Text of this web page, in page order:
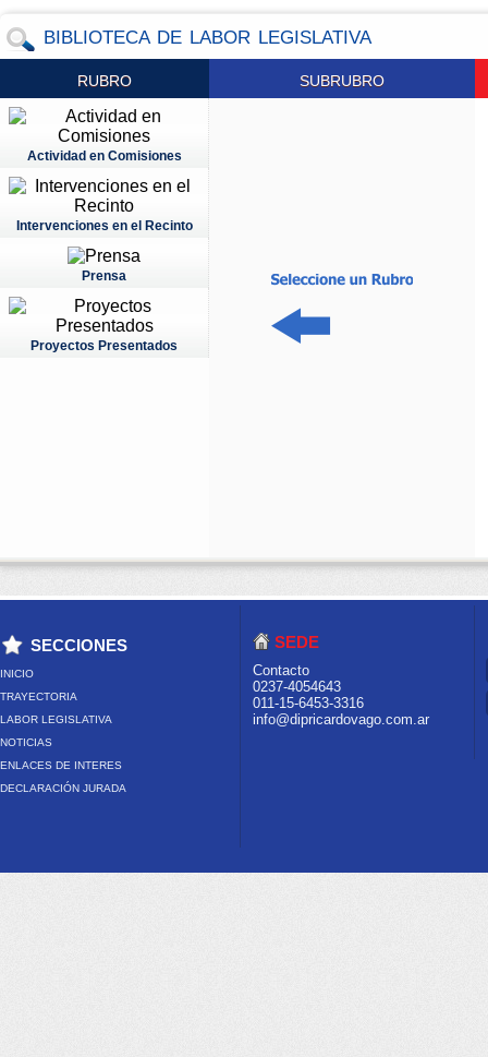
BIBLIOTECA DE LABOR LEGISLATIVA
RUBRO
Actividad en Comisiones
Intervenciones en el Recinto
Prensa
Proyectos Presentados
SUBRUBRO
SECCIONES
INICIO
TRAYECTORIA
LABOR LEGISLATIVA
NOTICIAS
ENLACES DE INTERES
DECLARACIÓN JURADA
SEDE
Contacto
0237-4054643
011-15-6453-3316
info@dipricardovago.com.ar